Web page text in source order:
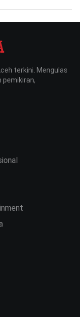
terkini. Mengulas
pemikiran,